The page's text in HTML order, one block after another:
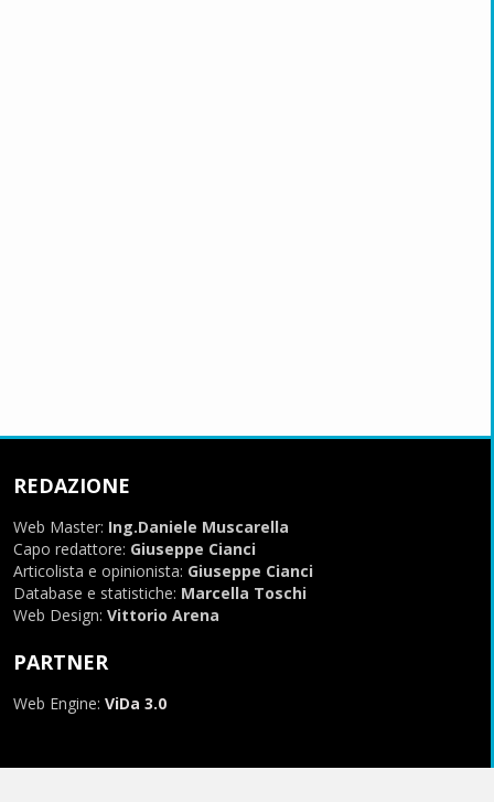
REDAZIONE
Web Master: Ing.Daniele Muscarella
Capo redattore: Giuseppe Cianci
Articolista e opinionista: Giuseppe Cianci
Database e statistiche: Marcella Toschi
Web Design: Vittorio Arena
PARTNER
Web Engine: ViDa 3.0